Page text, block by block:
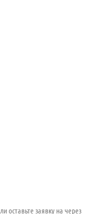
оставьте заявку на через